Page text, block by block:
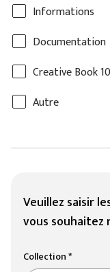
Informations
Documentation
Creative Book 10
Autre
Veuillez saisir
vous souhaitez
Collection *